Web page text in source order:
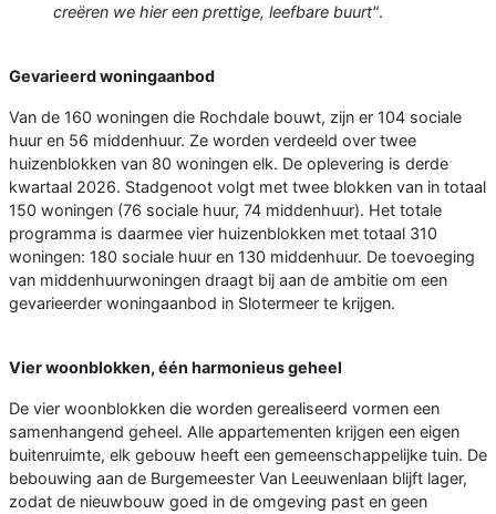
creëren we hier een prettige, leefbare buurt".
Gevarieerd woningaanbod
Van de 160 woningen die Rochdale bouwt, zijn er 104 sociale
huur en 56 middenhuur. Ze worden verdeeld over twee
huizenblokken van 80 woningen elk. De oplevering is derde
kwartaal 2026. Stadgenoot volgt met twee blokken van in totaal
150 woningen (76 sociale huur, 74 middenhuur). Het totale
programma is daarmee vier huizenblokken met totaal 310
woningen: 180 sociale huur en 130 middenhuur. De toevoeging
van middenhuurwoningen draagt bij aan de ambitie om een
gevarieerder woningaanbod in Slotermeer te krijgen.
Vier woonblokken, één harmonieus geheel
De vier woonblokken die worden gerealiseerd vormen een
samenhangend geheel. Alle appartementen krijgen een eigen
buitenruimte, elk gebouw heeft een gemeenschappelijke tuin. De
bebouwing aan de Burgemeester Van Leeuwenlaan blijft lager,
zodat de nieuwbouw goed in de omgeving past en geen